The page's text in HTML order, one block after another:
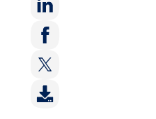
Deel
op:
LinkedIn
Deel
op:
Facebook
Deel
op: